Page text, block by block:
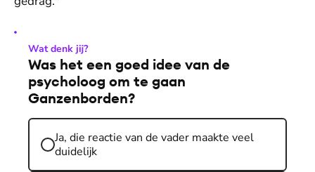
Wat denk jij?
Was het een goed idee van de
psycholoog om te gaan
Ganzenborden?
Ja, die reactie van de vader maakte veel
duidelijk